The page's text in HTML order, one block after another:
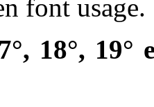
font usage.
18°, 19°